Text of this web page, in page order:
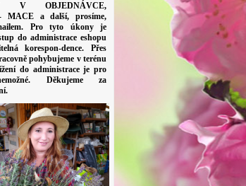
V OBJEDNÁVCE,
MACE a další, prosíme,
Pro tyto úkony je
do administrace eshopu
korespon-dence. Přes
pohybujeme v terénu
do administrace je pro
Děkujeme za